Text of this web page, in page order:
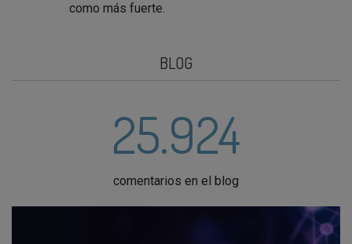
como más fuerte.
BLOG
25.924
comentarios en el blog